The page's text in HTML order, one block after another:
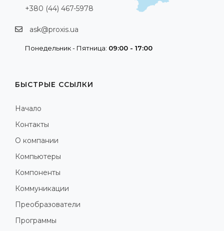
+380 (44) 467-5978
ask@proxis.ua
Понедельник - Пятница: 09:00 - 17:00
БЫСТРЫЕ ССЫЛКИ
Начало
Контакты
О компании
Компьютеры
Компоненты
Коммуникации
Преобразователи
Программы